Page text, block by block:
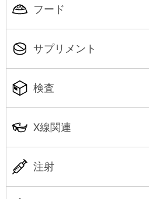
フード
サプリメント
検査
X線関連
注射